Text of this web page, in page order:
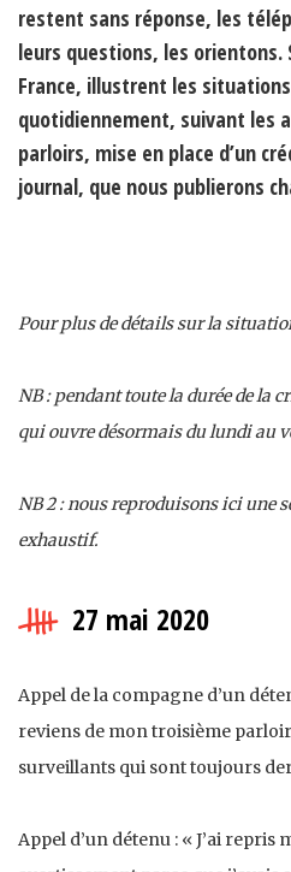
restent sans réponse, les
leurs questions, les
France, illustrent les
quotidiennement, suivant les
parloirs, mise en place d’un
journal, que nous publierons
Pour plus de détails sur la
NB : pendant toute la durée de la
qui ouvre désormais du lundi au
NB 2 : nous reproduisons ici une
exhaustif.
27 mai 2020
Appel de la compagne d’un
reviens de mon troisième
surveillants qui sont toujours
Appel d’un détenu : « J’ai repris